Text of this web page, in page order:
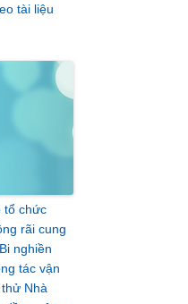
tài liệu
tổ chức
rãi cung
nghiền
tác vận
Nhà